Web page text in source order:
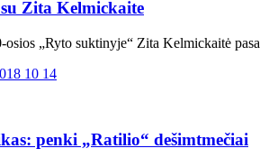
Zita Kelmickaite
osios „Ryto suktinyje“ Zita Kelmickaitė
penki „Ratilio“ dešimtmečiai